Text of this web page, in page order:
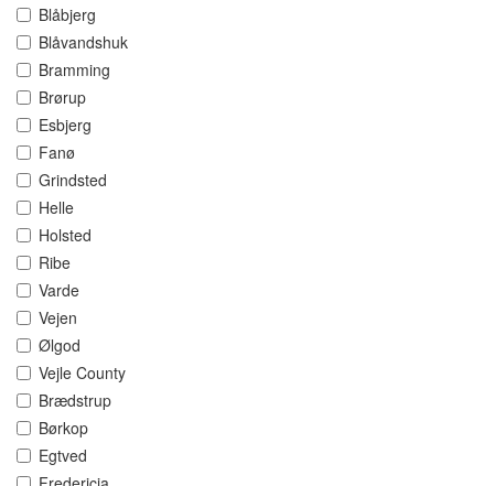
Blåbjerg
Blåvandshuk
Bramming
Brørup
Esbjerg
Fanø
Grindsted
Helle
Holsted
Ribe
Varde
Vejen
Ølgod
Vejle County
Brædstrup
Børkop
Egtved